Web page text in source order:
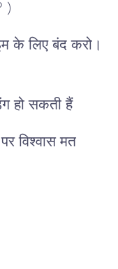
)
के लिए बंद करो।
हो सकती हैं
विश्वास मत